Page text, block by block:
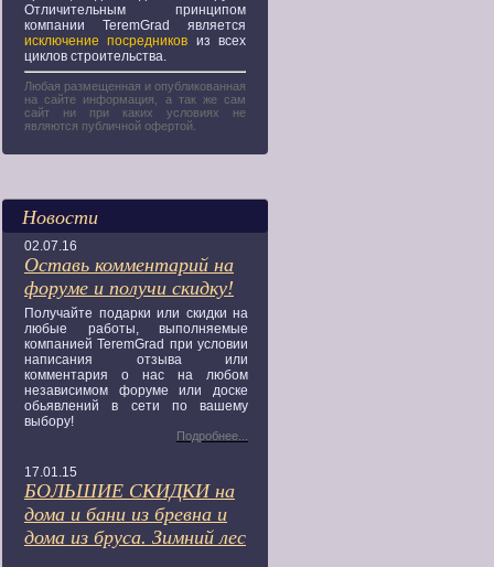
Отличительным принципом
компании TeremGrad является
исключение посредников из всех
циклов строительства.
Любая размещенная и опубликованная
на сайте информация, а так же сам
сайт ни при каких условиях не
являются публичной офертой.
Новости
02.07.16
Оставь комментарий на
форуме и получи скидку!
Получайте подарки или скидки на
любые работы, выполняемые
компанией TeremGrad при условии
написания отзыва или
комментария о нас на любом
независимом форуме или доске
обьявлений в сети по вашему
выбору!
Подробнее...
17.01.15
БОЛЬШИЕ СКИДКИ на
дома и бани из бревна и
дома из бруса. Зимний лес